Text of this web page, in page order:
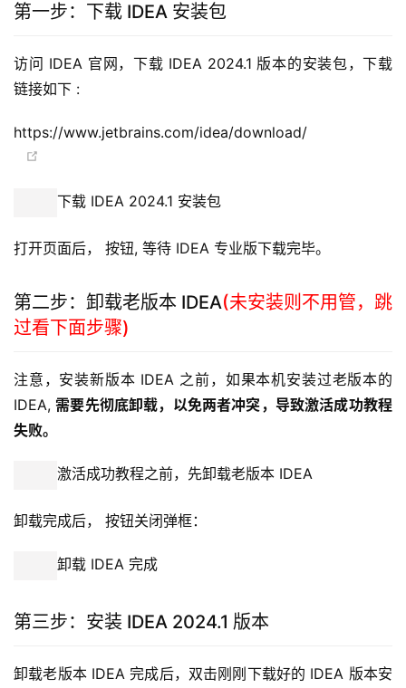
第一步：下载 IDEA 安装包
访问 IDEA 官网，下载 IDEA 2024.1 版本的安装包，下载
链接如下 :
https://www.jetbrains.com/idea/download/
下载 IDEA 2024.1 安装包
打开页面后， 按钮, 等待 IDEA 专业版下载完毕。
第二步：卸载老版本 IDEA(未安装则不用管，跳
过看下面步骤)
注意，安装新版本 IDEA 之前，如果本机安装过老版本的
IDEA, 需要先彻底卸载，以免两者冲突，导致激活成功教程
失败。
激活成功教程之前，先卸载老版本 IDEA
卸载完成后， 按钮关闭弹框：
卸载 IDEA 完成
第三步：安装 IDEA 2024.1 版本
卸载老版本 IDEA 完成后，双击刚刚下载好的 IDEA 版本安